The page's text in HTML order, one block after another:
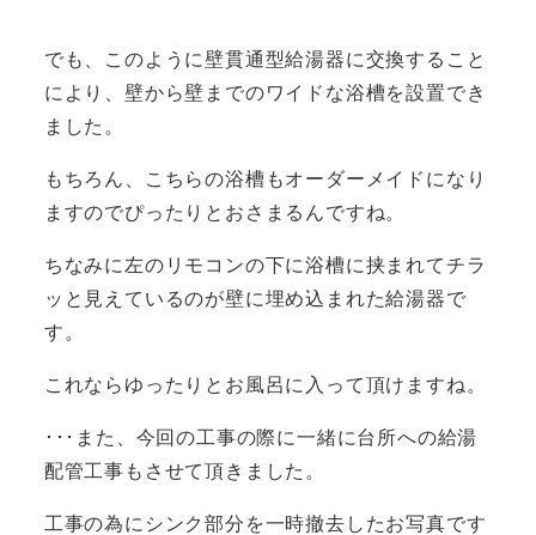
でも、このように壁貫通型給湯器に交換すること
により、壁から壁までのワイドな浴槽を設置でき
ました。
もちろん、こちらの浴槽もオーダーメイドになり
ますのでぴったりとおさまるんですね。
ちなみに左のリモコンの下に浴槽に挟まれてチラ
ッと見えているのが壁に埋め込まれた給湯器で
す。
これならゆったりとお風呂に入って頂けますね。
･･･また、今回の工事の際に一緒に台所への給湯
配管工事もさせて頂きました。
工事の為にシンク部分を一時撤去したお写真です